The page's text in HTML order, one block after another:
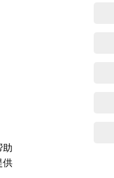
助
供